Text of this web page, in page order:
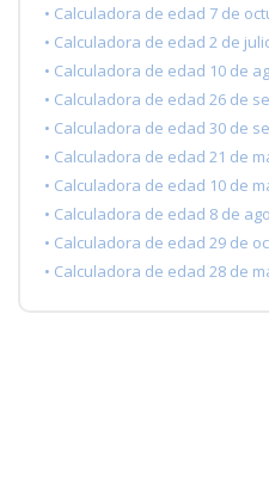
• Calculadora de edad 7 de
• Calculadora de edad 2 de
• Calculadora de edad 10 de
• Calculadora de edad 26 de
• Calculadora de edad 30 de
• Calculadora de edad 21 de
• Calculadora de edad 10 de
• Calculadora de edad 8 de
• Calculadora de edad 29 de
• Calculadora de edad 28 de